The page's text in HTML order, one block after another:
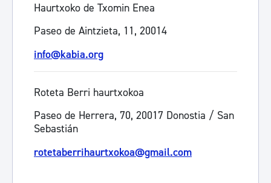
Haurtxoko de Txomin Enea
Paseo de Aintzieta, 11, 20014
info@kabia.org
Roteta Berri haurtxokoa
Paseo de Herrera, 70, 20017 Donostia / San
Sebastián
rotetaberrihaurtxokoa@gmail.com